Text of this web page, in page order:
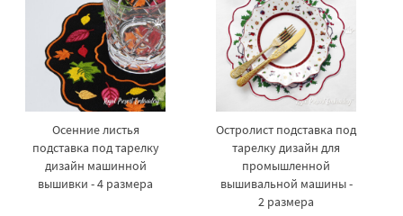
Осенние листья
подставка под тарелку
дизайн машинной
вышивки - 4 размера
Остролист подставка под
тарелку дизайн для
промышленной
вышивальной машины -
2 размера